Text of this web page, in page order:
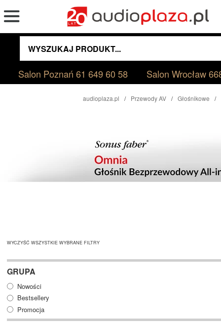
Salon Poznań61 649 60 58 Salon Wrocław
audioplaza.pl Przewody AV Głośnikowe
WYCZYŚĆ WSZYSTKIE WYBRANE FILTRY
GRUPA
Nowości
Bestsellery
Promocja